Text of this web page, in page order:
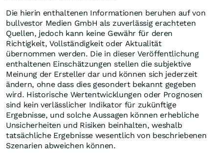
Die hierin enthaltenen Informationen beruhen auf von
bullvestor Medien GmbH als zuverlässig erachteten
Quellen, jedoch kann keine Gewähr für deren
Richtigkeit, Vollständigkeit oder Aktualität
übernommen werden. Die in dieser Veröffentlichung
enthaltenen Einschätzungen stellen die subjektive
Meinung der Ersteller dar und können sich jederzeit
ändern, ohne dass dies gesondert bekannt gegeben
wird. Historische Wertentwicklungen oder Prognosen
sind kein verlässlicher Indikator für zukünftige
Ergebnisse, und solche Aussagen können erhebliche
Unsicherheiten und Risiken beinhalten, weshalb
tatsächliche Ergebnisse wesentlich von beschriebenen
Szenarien abweichen können.